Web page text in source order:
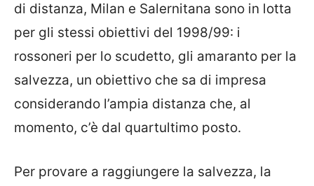
di distanza, Milan e Salernitana sono in lotta
per gli stessi obiettivi del 1998/99: i
rossoneri per lo scudetto, gli amaranto per la
salvezza, un obiettivo che sa di impresa
considerando l’ampia distanza che, al
momento, c’è dal quartultimo posto.
Per provare a raggiungere la salvezza, la